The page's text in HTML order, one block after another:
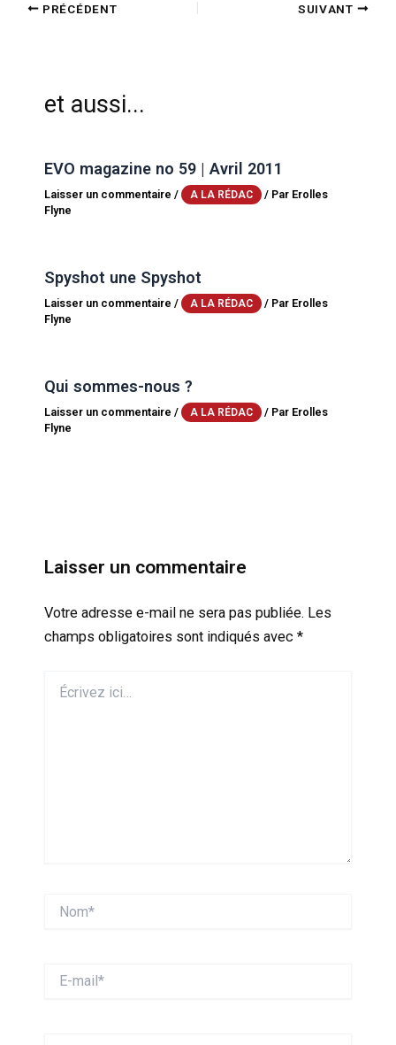
PRÉCÉDENT SUIVANT
et aussi...
EVO magazine no 59 | Avril 2011
Laisser un commentaire / A LA RÉDAC / Par Erolles
Flyne
Spyshot une Spyshot
Laisser un commentaire / A LA RÉDAC / Par Erolles
Flyne
Qui sommes-nous ?
Laisser un commentaire / A LA RÉDAC / Par Erolles
Flyne
Laisser un commentaire
Votre adresse e-mail ne sera pas publiée. Les
champs obligatoires sont indiqués avec *
ici…
mail*